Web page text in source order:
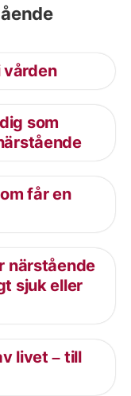
vården
som
får en
närstående
sjuk eller
livet – till